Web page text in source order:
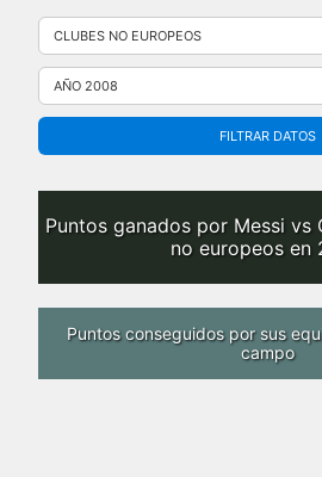
Saltar
contenido
FILTRAR DATOS
Puntos ganados por Messi vs
no europeos en
Puntos conseguidos por sus
campo